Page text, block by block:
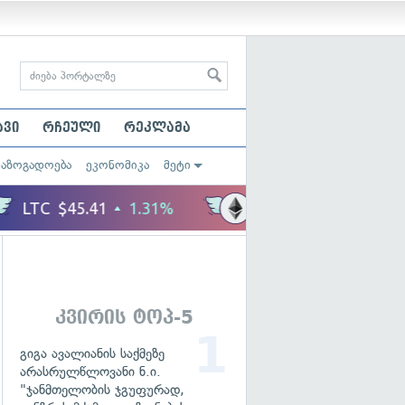
რჩეული რეკლამა
ეკონომიკა მეტი
კვირის ტოპ-5
გიგა ავალიანის საქმეზე
არასრულწლოვანი ნ.ი.
"ჯანმთელობის ჯგუფურად,